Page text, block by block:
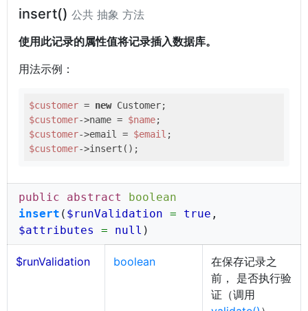
insert() 公共 抽象 方法
使用此记录的属性值将记录插入数据库。
用法示例：
$customer = new
$customer->name = $name
$customer->email = $email
$customer
public abstract
boolean
insert ( $runValidation = true ,
$attributes = null )
$runValidation boolean
在保存记录之
前， 是否执行验
证（调用